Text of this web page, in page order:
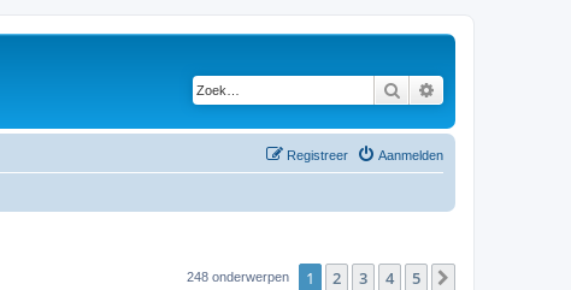
Zoek
Aanmelden
Registreer
248 onderwerpen 1 2 3 4 5